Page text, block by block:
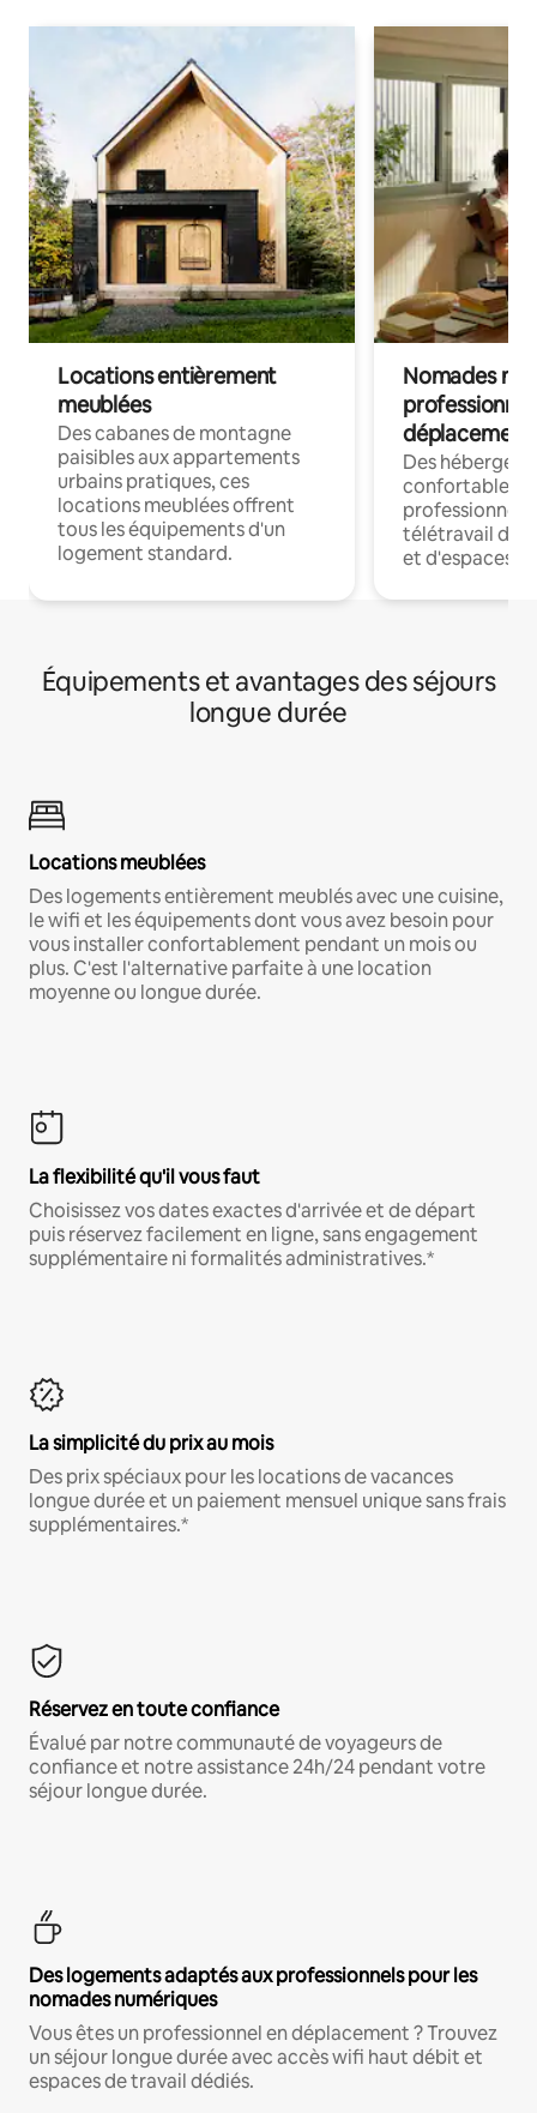
Locations entièrement
meublées
Des cabanes de montagne
paisibles aux appartements
urbains pratiques, ces
locations meublées offrent
tous les équipements d'un
logement standard.
Nomades
déplacement
Des
confortables
professionnels
télétravail
et d'espaces
Équipements et avantages des séjours
longue durée
Locations meublées
Des logements entièrement meublés avec une cuisine,
le wifi et les équipements dont vous avez besoin pour
vous installer confortablement pendant un mois ou
plus. C'est l'alternative parfaite à une location
moyenne ou longue durée.
La flexibilité qu'il vous faut
Choisissez vos dates exactes d'arrivée et de départ
puis réservez facilement en ligne, sans engagement
supplémentaire ni formalités administratives.*
La simplicité du prix au mois
Des prix spéciaux pour les locations de vacances
longue durée et un paiement mensuel unique sans frais
supplémentaires.*
Réservez en toute confiance
Évalué par notre communauté de voyageurs de
confiance et notre assistance 24h/24 pendant votre
séjour longue durée.
Des logements adaptés aux professionnels pour les
nomades numériques
Vous êtes un professionnel en déplacement ? Trouvez
un séjour longue durée avec accès wifi haut débit et
espaces de travail dédiés.